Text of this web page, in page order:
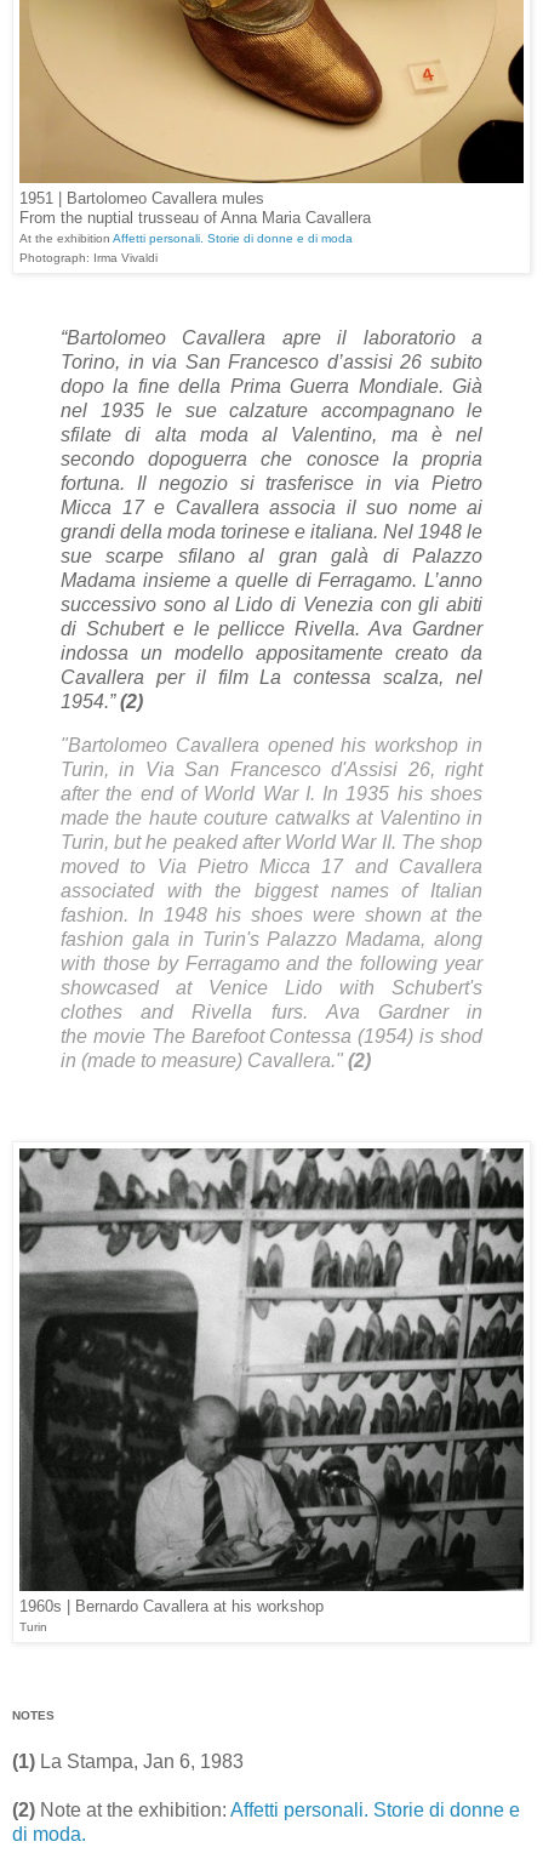
1951 | Bartolomeo Cavallera mules
From the nuptial trusseau of Anna Maria Cavallera
At the exhibition Affetti personali. Storie di donne e di moda
Photograph: Irma Vivaldi
“Bartolomeo Cavallera apre il laboratorio a
Torino, in via San Francesco d’assisi 26 subito
dopo la fine della Prima Guerra Mondiale. Già
nel 1935 le sue calzature accompagnano le
sfilate di alta moda al Valentino, ma è nel
secondo dopoguerra che conosce la propria
fortuna. Il negozio si trasferisce in via Pietro
Micca 17 e Cavallera associa il suo nome ai
grandi della moda torinese e italiana. Nel 1948 le
sue scarpe sfilano al gran galà di Palazzo
Madama insieme a quelle di Ferragamo. L’anno
successivo sono al Lido di Venezia con gli abiti
di Schubert e le pellicce Rivella. Ava Gardner
indossa un modello appositamente creato da
Cavallera per il film La contessa scalza, nel
1954.”(2)
"Bartolomeo Cavallera opened his workshop in
Turin, in Via San Francesco d'Assisi 26, right
after the end of World War I. In 1935 his shoes
made the haute couture catwalks at Valentino in
Turin, but he peakedafter World War II. The shop
moved to Via Pietro Micca 17 and Cavallera
associated with the biggest names of Italian
fashion. In 1948 his shoes were shown at the
fashion gala in Turin's Palazzo Madama, along
with those by Ferragamo and the following year
showcased at Venice Lido with Schubert's
clothes andRivella furs. Ava Gardner in
the movie The Barefoot Contessa (1954) is shod
in (made to measure) Cavallera." (2)
1960s | Bernardo Cavallera at his workshop
Turin
NOTES
(1) La Stampa, Jan 6, 1983
(2) Note at the exhibition: Affetti personali. Storie di donne e
di moda.